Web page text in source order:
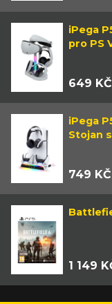
iPega
pro PS
649 KČ
iPega
Stojan
749 KČ
1 149